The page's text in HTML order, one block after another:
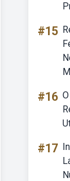
#15
#16
#17